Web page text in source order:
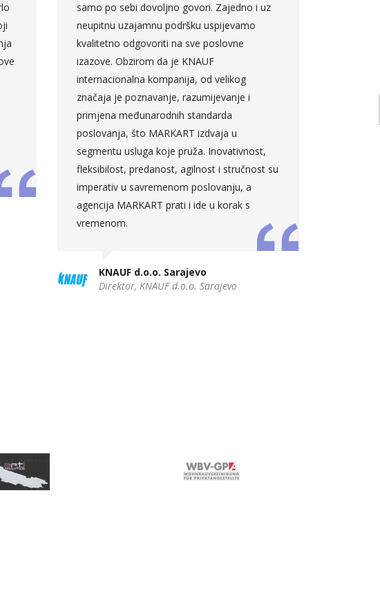
samo po sebi dovoljno govori. Zajedno i uz
neupitnu uzajamnu podršku uspijevamo
kvalitetno odgovoriti na sve poslovne
izazove. Obzirom da je KNAUF
internacionalna kompanija, od velikog
značaja je poznavanje, razumijevanje i
primjena međunarodnih standarda
poslovanja, što MARKART izdvaja u
segmentu usluga koje pruža. Inovativnost,
fleksibilost, predanost, agilnost i stručnost su
imperativ u savremenom poslovanju, a
agencija MARKART prati i ide u korak s
vremenom.
KNAUF d.o.o. Sarajevo
Direktor, KNAUF d.o.o. Sarajevo